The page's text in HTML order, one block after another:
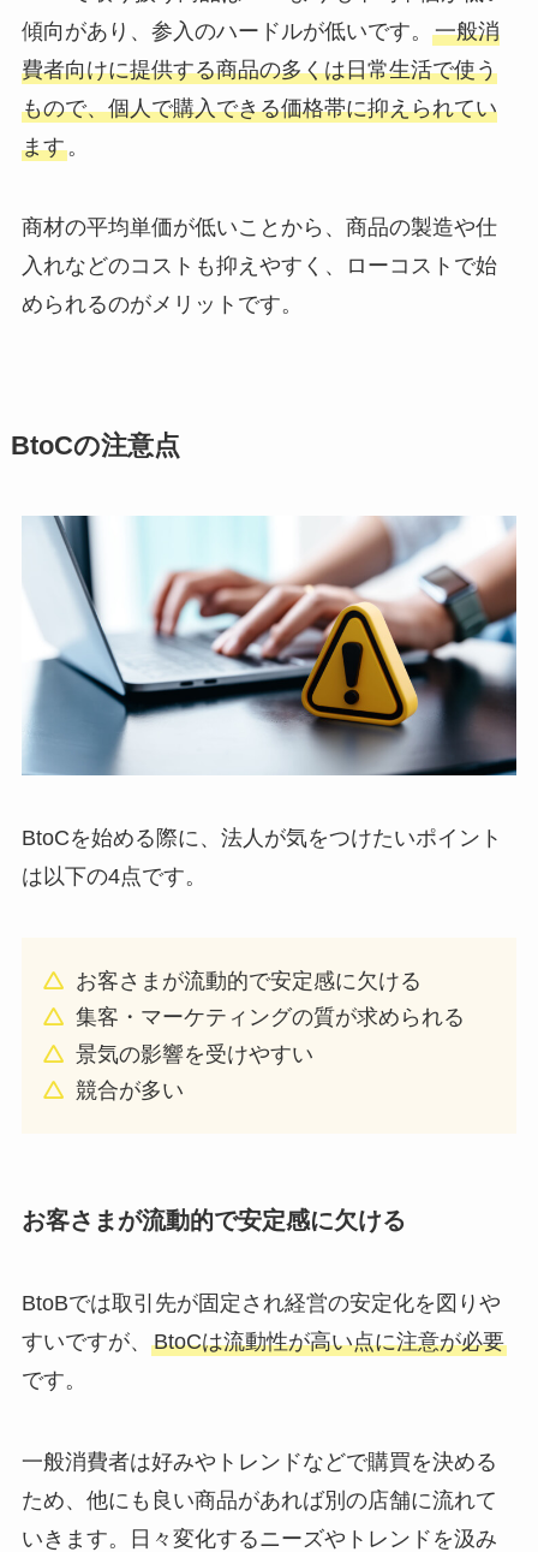
傾向があり、参入のハードルが低いです。 一般消
費者向けに提供する商品の多くは日常生活で使う
もので、個人で購入できる価格帯に抑えられてい
ます。
商材の平均単価が低いことから、商品の製造や仕
入れなどのコストも抑えやすく、ローコストで始
められるのがメリットです。
BtoCの注意点
BtoCを始める際に、法人が気をつけたいポイント
は以下の4点です。
お客さまが流動的で安定感に欠ける
集客・マーケティングの質が求められる
景気の影響を受けやすい
競合が多い
お客さまが流動的で安定感に欠ける
BtoBでは取引先が固定され経営の安定化を図りや
すいですが、 BtoCは流動性が高い点に注意が必要
です。
一般消費者は好みやトレンドなどで購買を決める
ため、他にも良い商品があれば別の店舗に流れて
いきます。日々変化するニーズやトレンドを汲み